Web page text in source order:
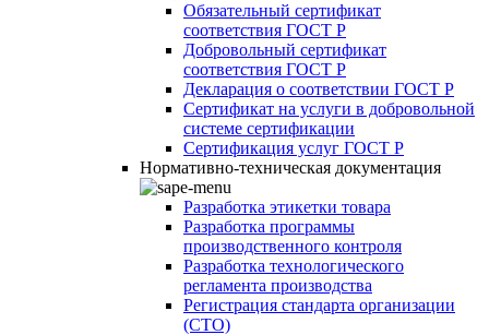
Обязательный сертификат
соответствия ГОСТ Р
Добровольный сертификат
соответствия ГОСТ Р
Декларация о соответствии ГОСТ Р
Сертификат на услуги в добровольной
системе сертификации
Сертификация услуг ГОСТ Р
Нормативно-техническая документация
Разработка этикетки товара
Разработка программы
производственного контроля
Разработка технологического
регламента производства
Регистрация стандарта организации
(СТО)